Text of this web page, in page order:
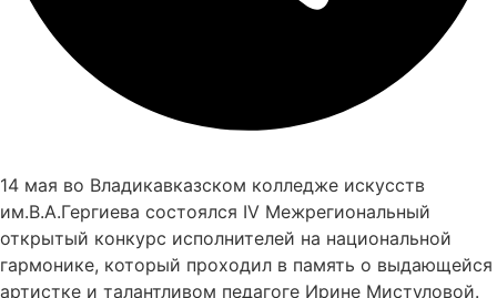
14 мая во Владикавказском колледже искусств
им.В.А.Гергиева состоялся IV Межрегиональный
открытый конкурс исполнителей на национальной
гармонике, который проходил в память о выдающейся
артистке и талантливом педагоге Ирине Мистуловой.